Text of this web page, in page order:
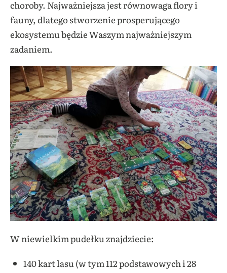
choroby. Najważniejsza jest równowaga flory i
fauny, dlatego stworzenie prosperującego
ekosystemu będzie Waszym najważniejszym
zadaniem.
W niewielkim pudełku znajdziecie:
140 kart lasu (w tym 112 podstawowych i 28